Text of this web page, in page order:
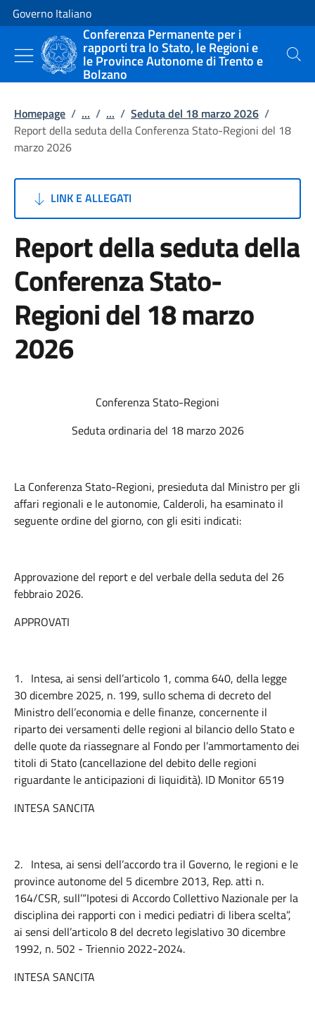
Vai al contenuto
Vai alla navigazione del sito
Governo Italiano
Conferenza Permanente per i
rapporti tra lo Stato, le Regioni e
le Province Autonome di Trento e
Bolzano
Cerca
Homepage / ... / ... / Seduta del 18 marzo 2026 /
Report della seduta della Conferenza Stato-Regioni del 18
marzo 2026
LINK E ALLEGATI
Report della seduta della
Conferenza Stato-
Regioni del 18 marzo
2026
Conferenza Stato-Regioni
Seduta ordinaria del 18 marzo 2026
La Conferenza Stato-Regioni, presieduta dal Ministro per gli
affari regionali e le autonomie, Calderoli, ha esaminato il
seguente ordine del giorno, con gli esiti indicati:
Approvazione del report e del verbale della seduta del 26
febbraio 2026.
APPROVATI
1. Intesa, ai sensi dell’articolo 1, comma 640, della legge
30 dicembre 2025, n. 199, sullo schema di decreto del
Ministro dell’economia e delle finanze, concernente il
riparto dei versamenti delle regioni al bilancio dello Stato e
delle quote da riassegnare al Fondo per l’ammortamento dei
titoli di Stato (cancellazione del debito delle regioni
riguardante le anticipazioni di liquidità). ID Monitor 6519
INTESA SANCITA
2. Intesa, ai sensi dell’accordo tra il Governo, le regioni e le
province autonome del 5 dicembre 2013, Rep. atti n.
164/CSR, sull’“Ipotesi di Accordo Collettivo Nazionale per la
disciplina dei rapporti con i medici pediatri di libera scelta”,
ai sensi dell’articolo 8 del decreto legislativo 30 dicembre
1992, n. 502 - Triennio 2022-2024.
INTESA SANCITA